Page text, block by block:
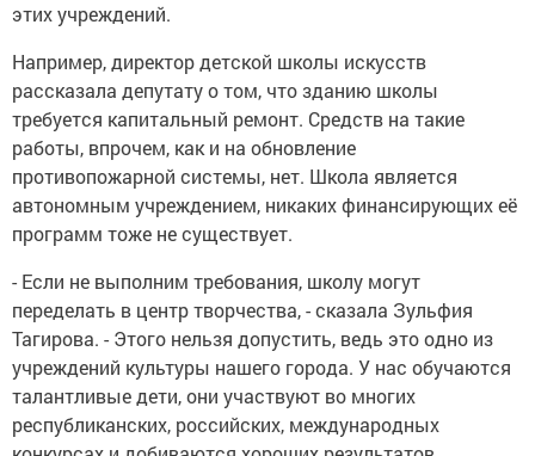
этих учреждений.
Например, директор детской школы искусств
рассказала депутату о том, что зданию школы
требуется капитальный ремонт. Средств на такие
работы, впрочем, как и на обновление
противопожарной системы, нет. Школа является
автономным учреждением, никаких финансирующих её
программ тоже не существует.
- Если не выполним требования, школу могут
переделать в центр творчества, - сказала Зульфия
Тагирова. - Этого нельзя допустить, ведь это одно из
учреждений культуры нашего города. У нас обучаются
талантливые дети, они участвуют во многих
республиканских, российских, международных